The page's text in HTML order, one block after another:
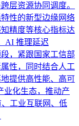
层资源协同调度。
性的新型边缘网络
精度等核心指标达
AI 推理延迟
，紧跟国家工信部
性，同时结合人工
提供高性能、高可
业化生态，推动产
工业互联网、低